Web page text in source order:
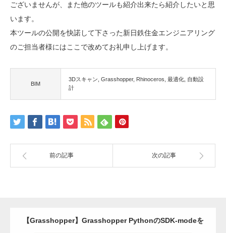
ございませんが、また他のツールも紹介出来たら紹介したいと思
います。
本ツールの公開を快諾して下さった新日鉄住金エンジニアリング
のご担当者様にはここで改めてお礼申し上げます。
BIM
3Dスキャン Grasshopper Rhinoceros 最適化 自動設
計
前の記事 次の記事
【Grasshopper】Grasshopper PythonのSDK-modeを